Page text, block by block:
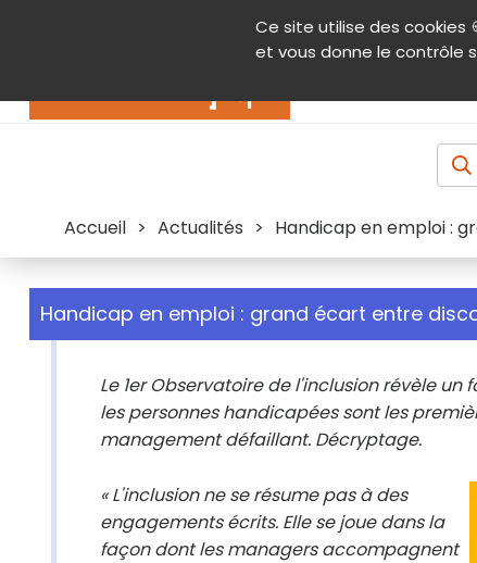
Ce site utilise des cookies
et vous donne le contrôle
Contenu Aide et accessibilité Menu
Accueil > Actualités > Handicap en emploi :
Handicap en emploi : grand écart entre
Le 1er Observatoire de l'inclusion révèle
les personnes handicapées sont les
management défaillant. Décryptage.
« L'inclusion ne se résume pas à des
engagements écrits. Elle se joue dans la
façon dont les managers accompagnent